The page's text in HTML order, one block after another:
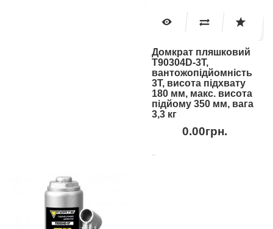
Домкрат пляшковий
T90304D-3T,
вантожопідйомність
3Т, висота підхвату
180 мм, макс. висота
підйому 350 мм, вага
3,3 кг
0.00грн.
..